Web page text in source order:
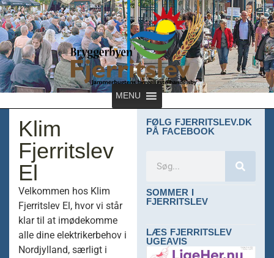
MENU
Klim
Fjerritslev
El
Velkommen hos Klim
Fjerritslev El, hvor vi står
klar til at imødekomme
alle dine elektrikerbehov i
Nordjylland, særligt i
FØLG FJERRITSLEV.DK
PÅ FACEBOOK
SOMMER I
FJERRITSLEV
LÆS FJERRITSLEV
UGEAVIS